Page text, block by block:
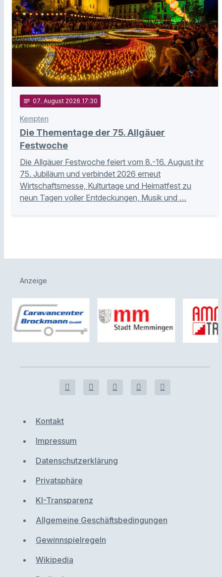
notes 07. August 2026 17:30
Kempten
Die Thementage der 75. Allgäuer
Festwoche
Die Allgäuer Festwoche feiert vom 8.-16. August ihr
75. Jubiläum und verbindet 2026 erneut
Wirtschaftsmesse, Kulturtage und Heimatfest zu
neun Tagen voller Entdeckungen, Musik und …
Anzeige
Kontakt
Impressum
Datenschutzerklärung
Privatsphäre
KI-Transparenz
Allgemeine Geschäftsbedingungen
Gewinnspielregeln
Wikipedia